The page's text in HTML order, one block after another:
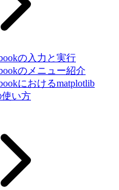
の入力と実行
のメニュー紹介
におけるmatplotlib
使い方